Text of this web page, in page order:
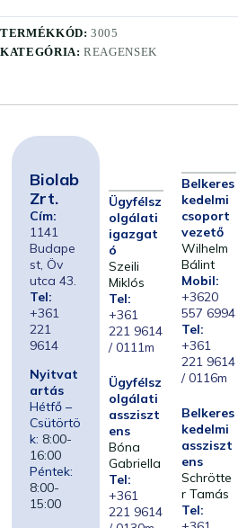
TERMÉKKÓD:3005
KATEGÓRIA:REAGENSEK
Biolab
Zrt.
Cím:
1141
Budape
st, Öv
utca 43.
Tel:
+361
221
9614
Nyitvat
artás
Hétfő –
Csütörtö
k: 8:00-
16:00
Péntek:
8:00-
15:00
Ügyfélsz
olgálati
igazgat
ó
Szeili
Miklós
Tel:
+361
221 9614
/ 0111m
Ügyfélsz
olgálati
assziszt
ens
Bóna
Gabriella
Tel:
+361
221 9614
Belkeres
kedelmi
csoport
vezető
Wilhelm
Bálint
Mobil:
+3620
557 6994
Tel:
+361
221 9614
/ 0116m
Belkeres
kedelmi
assziszt
ens
Schrötte
r Tamás
Tel: